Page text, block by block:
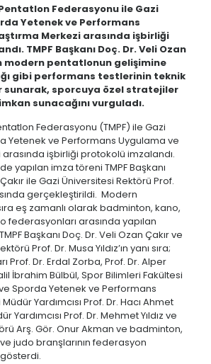
Federasyonu ile Gazi
Yetenek ve Performans
Merkezi arasında işbirliği
TMPF Başkanı Doç. Dr. Veli Ozan
modern pentatlonun gelişimine
gibi performans testlerinin teknik
sunarak, sporcuya özel stratejiler
sunacağını vurguladı.
Federasyonu (TMPF) ile Gazi
Yetenek ve Performans Uygulama ve
işbirliği protokolü imzalandı.
yapılan imza töreni TMPF Başkanı
ile Gazi Üniversitesi Rektörü Prof.
gerçekleştirildi. Modern
eş zamanlı olarak badminton, kano,
federasyonları arasında yapılan
Başkanı Doç. Dr. Veli Ozan Çakır ve
Prof. Dr. Musa Yıldız’ın yanı sıra;
Prof. Dr. Erdal Zorba, Prof. Dr. Alper
İbrahim Bülbül, Spor Bilimleri Fakültesi
ve Sporda Yetenek ve Performans
Yardımcısı Prof. Dr. Hacı Ahmet
Yardımcısı Prof. Dr. Mehmet Yıldız ve
Arş. Gör. Onur Akman ve badminton,
judo branşlarının federasyon
gösterdi.